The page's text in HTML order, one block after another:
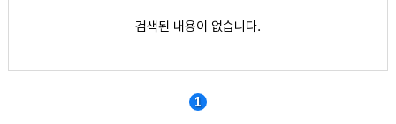
검색된 내용이 없습니다.
1